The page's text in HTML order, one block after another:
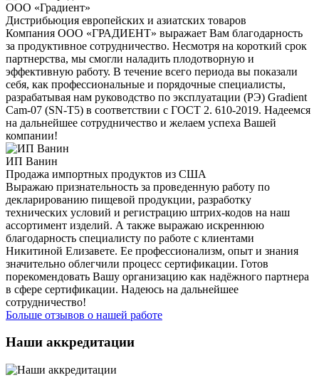
ООО «Градиент»
Дистрибьюция европейских и азиатских товаров
Компания ООО «ГРАДИЕНТ» выражает Вам благодарность
за продуктивное сотрудничество. Несмотря на короткий срок
партнерства, мы смогли наладить плодотворную и
эффективную работу. В течение всего периода вы показали
себя, как профессиональные и порядочные специалисты,
разрабатывая нам руководство по эксплуатации (РЭ) Gradient
Cam-07 (SN-T5) в соответствии с ГОСТ 2. 610-2019. Надеемся
на дальнейшее сотрудничество и желаем успеха Вашей
компании!
ИП Ванин
Продажа импортных продуктов из США
Выражаю признательность за проведенную работу по
декларированию пищевой продукции, разработку
технических условий и регистрацию штрих-кодов на наш
ассортимент изделий. А также выражаю искреннюю
благодарность специалисту по работе с клиентами
Никитиной Елизавете. Ее профессионализм, опыт и знания
значительно облегчили процесс сертификации. Готов
порекомендовать Вашу организацию как надёжного партнера
в сфере сертификации. Надеюсь на дальнейшее
сотрудничество!
Больше отзывов о нашей работе
Наши аккредитации